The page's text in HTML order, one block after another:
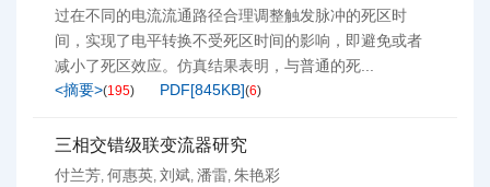
过在不同的电流流通路径合理调整触发脉冲的死区时
间，实现了电平转换不受死区时间的影响，即避免或者
减小了死区效应。仿真结果表明，与普通的死...
<摘要>(195) PDF[845KB](6)
三相交错级联变流器研究
付兰芳, 何惠英, 刘斌, 潘雷, 朱艳彩